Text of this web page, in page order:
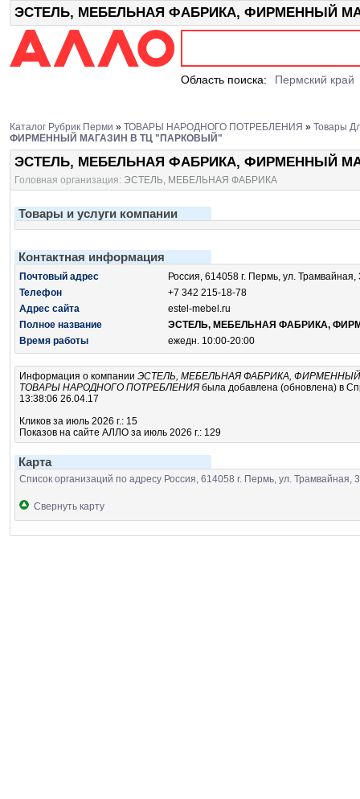
ЭСТЕЛЬ, МЕБЕЛЬНАЯ ФАБРИКА, ФИРМЕННЫЙ
Область поиска: Пермский край
Каталог Рубрик Перми » ТОВАРЫ НАРОДНОГО ПОТРЕБЛЕНИЯ » Товары
ФИРМЕННЫЙ МАГАЗИН В ТЦ "ПАРКОВЫЙ"
ЭСТЕЛЬ, МЕБЕЛЬНАЯ ФАБРИКА, ФИРМЕННЫЙ
Головная организация: ЭСТЕЛЬ, МЕБЕЛЬНАЯ ФАБРИКА
Товары и услуги компании
Контактная информация
Почтовый адрес
Россия, 614058 г. Пермь, ул. Трамвайная,
Телефон
+7 342 215-18-78
Адрес сайта
estel-mebel.ru
Полное название
ЭСТЕЛЬ, МЕБЕЛЬНАЯ ФАБРИКА,
Время работы
ежедн. 10:00-20:00
Информация о компании ЭСТЕЛЬ, МЕБЕЛЬНАЯ ФАБРИКА,
ТОВАРЫ НАРОДНОГО ПОТРЕБЛЕНИЯ была добавлена (обновлена) в
13:38:06 26.04.17
Кликов за июль 2026 г.: 15
Показов на сайте АЛЛО за июль 2026 г.: 129
Карта
Список организаций по адресу Россия, 614058 г. Пермь, ул. Трамвайная,
Свернуть карту